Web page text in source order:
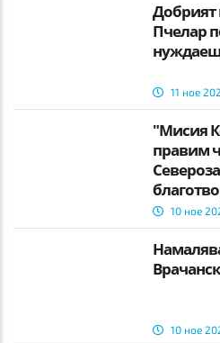
Добрият
Пчелар
11 ное
"Мисия
правим
10 ное
10 ное